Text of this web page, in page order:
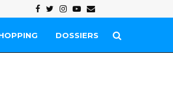
Facebook
Twitter
Instagram
Youtube
Email
DOSSIERS